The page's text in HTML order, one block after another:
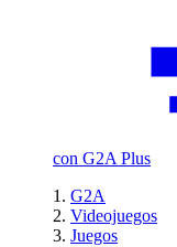
con G2A Plus
G2A
Videojuegos
Juegos